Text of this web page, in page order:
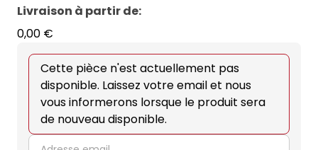
Livraison à partir de:
0,00 €
Cette pièce n'est actuellement pas
disponible. Laissez votre email et nous
vous informerons lorsque le produit sera
de nouveau disponible.
email